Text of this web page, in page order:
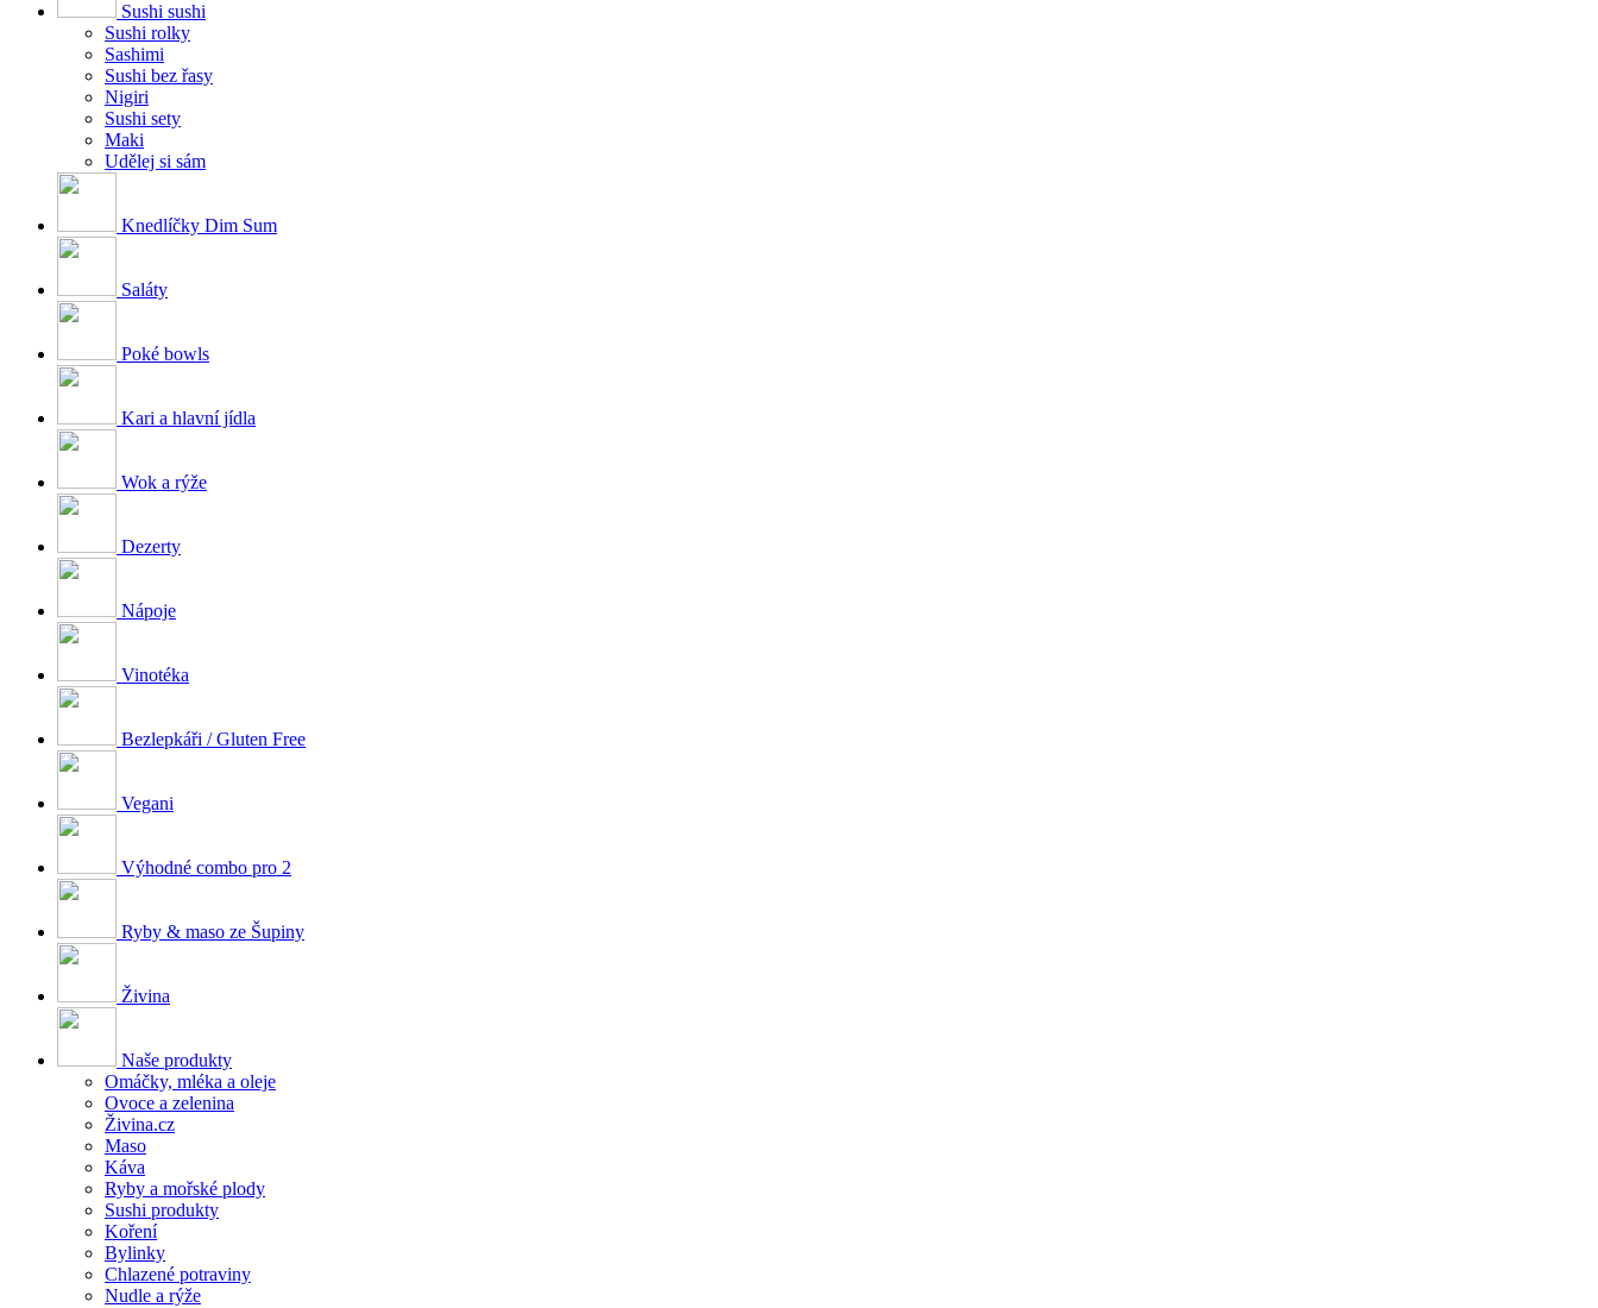
Sushi sushi
Sushi rolky
Sashimi
Sushi bez řasy
Nigiri
Sushi sety
Maki
Udělej si sám
Knedlíčky Dim Sum
Saláty
Poké bowls
Kari a hlavní jídla
Wok a rýže
Dezerty
Nápoje
Vinotéka
Bezlepkáři / Gluten Free
Vegani
Výhodné combo pro 2
Ryby & maso ze Šupiny
Živina
Naše produkty
Omáčky, mléka a oleje
Ovoce a zelenina
Živina.cz
Maso
Káva
Ryby a mořské plody
Sushi produkty
Koření
Bylinky
Chlazené potraviny
Nudle a rýže